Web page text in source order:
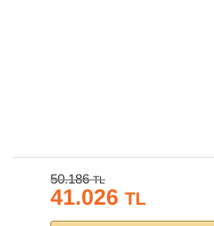
50.186TL
41.026 TL